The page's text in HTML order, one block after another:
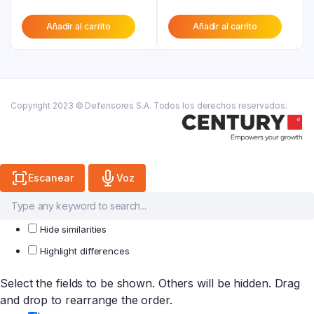
original
era:
precio
actual
Añadir al carrito
original
era:
precio
actual
Añadir al carrito
Copyright 2023 © Defensores S.A. Todos los derechos reservados.
Escanear Voz
Hide similarities
Highlight differences
Select the fields to be shown. Others will be hidden. Drag
and drop to rearrange the order.